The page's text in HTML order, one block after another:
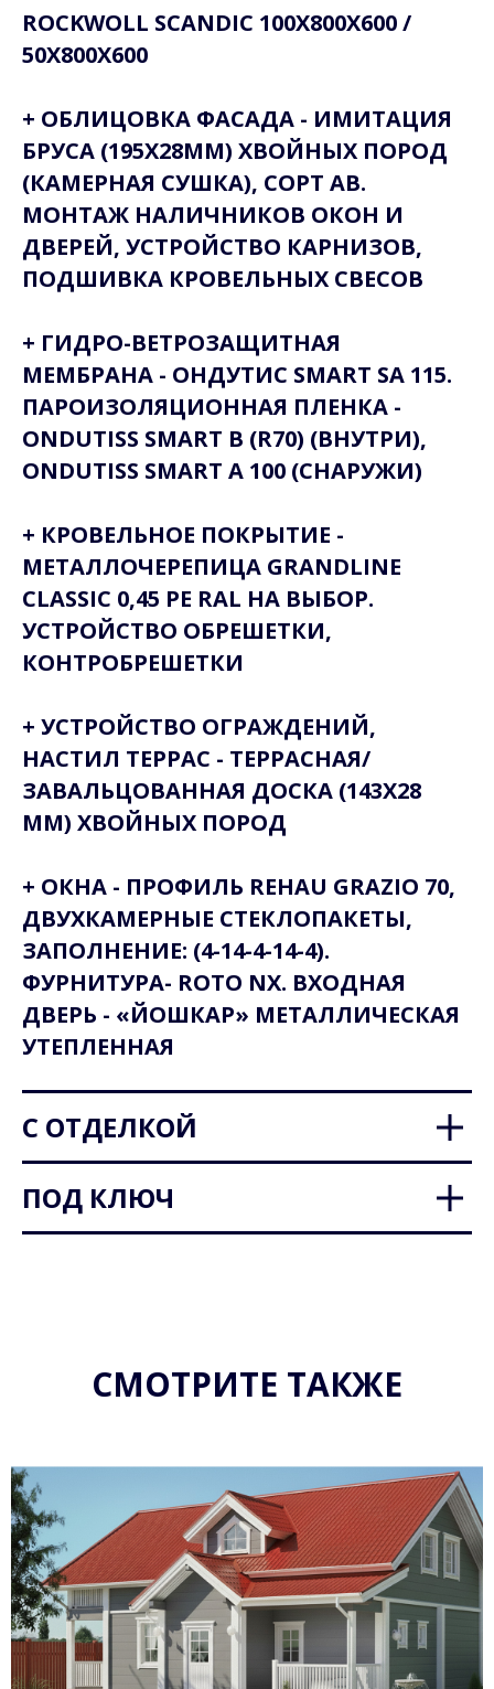
ROCKWOLL SCANDIC 100Х800Х600 /
50Х800Х600
+ ОБЛИЦОВКА ФАСАДА - ИМИТАЦИЯ
БРУСА (195Х28ММ) ХВОЙНЫХ ПОРОД
(КАМЕРНАЯ СУШКА), СОРТ АВ.
МОНТАЖ НАЛИЧНИКОВ ОКОН И
ДВЕРЕЙ, УСТРОЙСТВО КАРНИЗОВ,
ПОДШИВКА КРОВЕЛЬНЫХ СВЕСОВ
+ ГИДРО-ВЕТРОЗАЩИТНАЯ
МЕМБРАНА - ОНДУТИС SMART SA 115.
ПАРОИЗОЛЯЦИОННАЯ ПЛЕНКА -
ONDUTISS SMART B (R70) (ВНУТРИ),
ONDUTISS SMART A 100 (СНАРУЖИ)
+ КРОВЕЛЬНОЕ ПОКРЫТИЕ -
МЕТАЛЛОЧЕРЕПИЦА GRANDLINE
CLASSIC 0,45 PE RAL НА ВЫБОР.
УСТРОЙСТВО ОБРЕШЕТКИ,
КОНТРОБРЕШЕТКИ
+ УСТРОЙСТВО ОГРАЖДЕНИЙ,
НАСТИЛ ТЕРРАС - ТЕРРАСНАЯ/
ЗАВАЛЬЦОВАННАЯ ДОСКА (143X28
ММ) ХВОЙНЫХ ПОРОД
+ ОКНА - ПРОФИЛЬ REHAU GRAZIO 70,
ДВУХКАМЕРНЫЕ СТЕКЛОПАКЕТЫ,
ЗАПОЛНЕНИЕ: (4-14-4-14-4).
ФУРНИТУРА- ROTO NX. ВХОДНАЯ
ДВЕРЬ - «ЙОШКАР» МЕТАЛЛИЧЕСКАЯ
УТЕПЛЕННАЯ
С ОТДЕЛКОЙ
ПОД КЛЮЧ
СМОТРИТЕ ТАКЖЕ